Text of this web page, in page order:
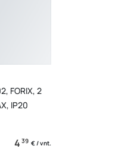
FORIX, 2
IP20
4 39 € / vnt.